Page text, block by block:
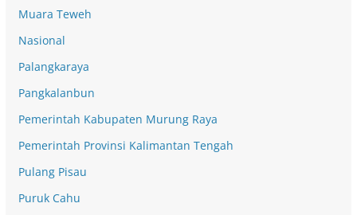
Muara Teweh
Nasional
Palangkaraya
Pangkalanbun
Pemerintah Kabupaten Murung Raya
Pemerintah Provinsi Kalimantan Tengah
Pulang Pisau
Puruk Cahu